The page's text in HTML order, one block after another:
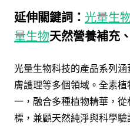
延伸關鍵詞： 光量生
量生物天然營養補充、
光量生物科技的產品系列
膚護理等多個領域。全素
一，融合多種植物精華，
標，兼顧天然純淨與科學驗